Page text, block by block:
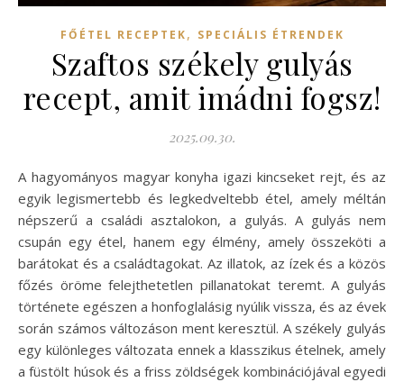
FŐÉTEL RECEPTEK, SPECIÁLIS ÉTRENDEK
Szaftos székely gulyás
recept, amit imádni fogsz!
2025.09.30.
A hagyományos magyar konyha igazi kincseket rejt, és az
egyik legismertebb és legkedveltebb étel, amely méltán
népszerű a családi asztalokon, a gulyás. A gulyás nem
csupán egy étel, hanem egy élmény, amely összeköti a
barátokat és a családtagokat. Az illatok, az ízek és a közös
főzés öröme felejthetetlen pillanatokat teremt. A gulyás
története egészen a honfoglalásig nyúlik vissza, és az évek
során számos változáson ment keresztül. A székely gulyás
egy különleges változata ennek a klasszikus ételnek, amely
a füstölt húsok és a friss zöldségek kombinációjával egyedi